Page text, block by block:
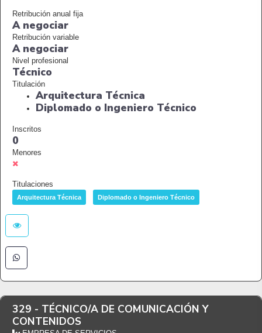
Retribución anual fija
A negociar
Retribución variable
A negociar
Nivel profesional
Técnico
Titulación
Arquitectura Técnica
Diplomado o Ingeniero Técnico
Inscritos
0
Menores
Titulaciones
Arquitectura Técnica Diplomado o Ingeniero Técnico
329 - TÉCNICO/A DE COMUNICACIÓN Y
CONTENIDOS